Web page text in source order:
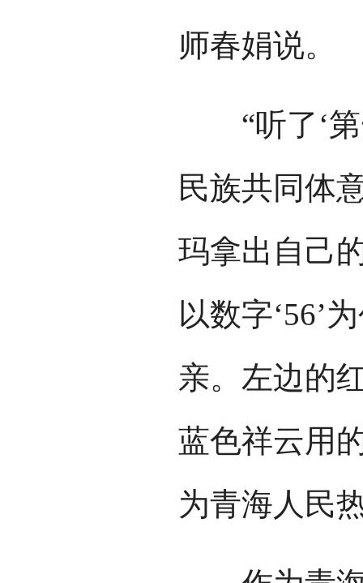
师春娟说。
“听了‘第
民族共同体
玛拿出自己
以数字‘56’
亲。左边的
蓝色祥云用
为青海人民